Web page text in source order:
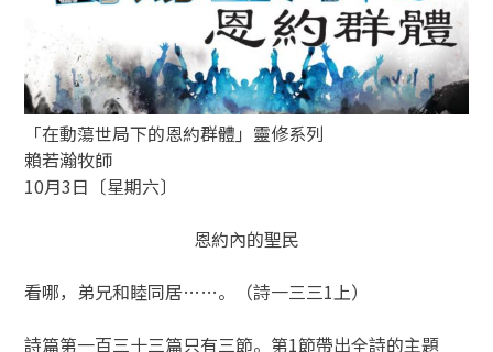
「在動蕩世局下的恩約群體」靈修系列
賴若瀚牧師
10月3日〔星期六〕
恩約內的聖民
看哪，弟兄和睦同居……。（詩一三三1上）
詩篇第一百三十三篇只有三節。第1節帶出全詩的主題